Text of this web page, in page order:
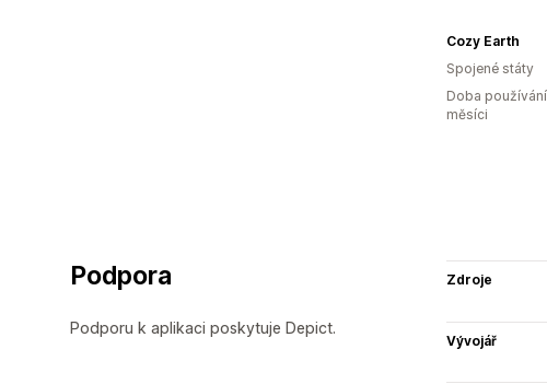
Cozy Earth
Spojené státy
Doba
měsíci
Podpora
Podporu k aplikaci poskytuje Depict.
Zdroje
Vývojář